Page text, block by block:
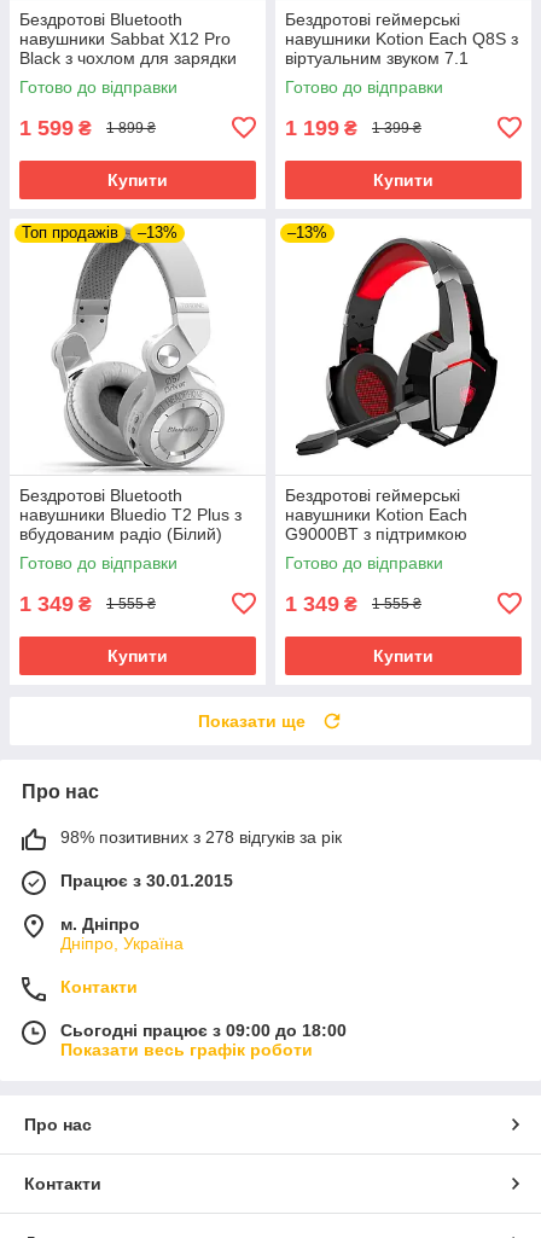
Бездротові Bluetooth
навушники Sabbat X12 Pro
Black з чохлом для зарядки
750 мАг (Чорний)
Готово до відправки
1 599 ₴ 1 899 ₴
Купити
Бездротові геймерські
навушники Kotion Each Q8S з
віртуальним звуком 7.1
(Червоно-синій)
Готово до відправки
1 199 ₴ 1 399 ₴
Купити
Топ продажів –13%
Бездротові Bluetooth
навушники Bluedio T2 Plus з
вбудованим радіо (Білий)
Готово до відправки
1 349 ₴ 1 555 ₴
Купити
–13%
Бездротові геймерські
навушники Kotion Each
G9000BT з підтримкою
об'ємного звуку 7.1 Stereo
Sound (Чорно-червоний)
Готово до відправки
1 349 ₴ 1 555 ₴
Купити
Показати ще
Про нас
98% позитивних з 278 відгуків за рік
Працює з 30.01.2015
м. Дніпро
Дніпро, Україна
Контакти
Сьогодні працює з 09:00 до 18:00
Показати весь графік роботи
Про нас
Контакти